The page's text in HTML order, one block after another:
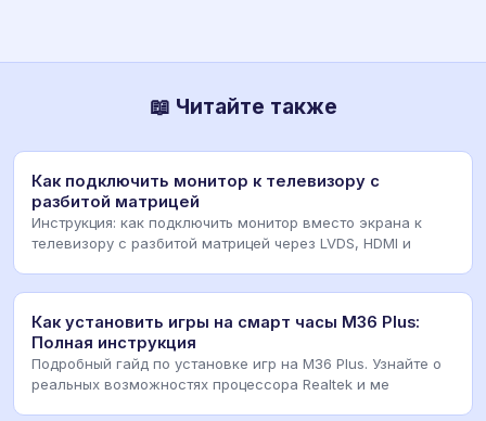
📖 Читайте также
Как подключить монитор к телевизору с
разбитой матрицей
Инструкция: как подключить монитор вместо экрана к
телевизору с разбитой матрицей через LVDS, HDMI и
Как установить игры на смарт часы M36 Plus:
Полная инструкция
Подробный гайд по установке игр на M36 Plus. Узнайте о
реальных возможностях процессора Realtek и ме